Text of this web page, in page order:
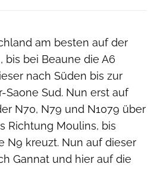
am besten auf der
bis bei Beaune die A6
nach Süden bis zur
Saone Sud. Nun erst auf
N70, N79 und N1079 über
Richtung Moulins, bis
N9 kreuzt. Nun auf dieser
Gannat und hier auf die